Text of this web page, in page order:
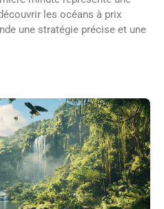
les océans à prix
une stratégie précise et une